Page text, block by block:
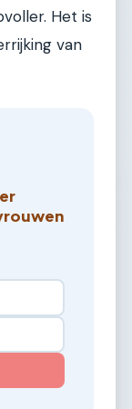
Het is
van